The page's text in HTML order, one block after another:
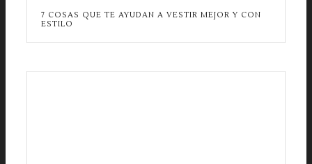
7 COSAS QUE TE AYUDAN A VESTIR MEJOR Y CON
ESTILO